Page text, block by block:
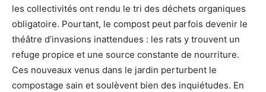
les collectivités ont rendu le tri des déchets organiques
obligatoire. Pourtant, le compost peut parfois devenir le
théâtre d’invasions inattendues : les rats y trouvent un
refuge propice et une source constante de nourriture.
Ces nouveaux venus dans le jardin perturbent le
compostage sain et soulèvent bien des inquiétudes. En